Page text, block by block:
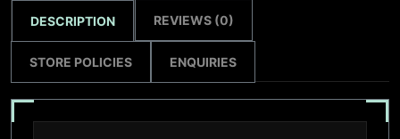
DESCRIPTION REVIEWS (0)
STORE POLICIES ENQUIRIES